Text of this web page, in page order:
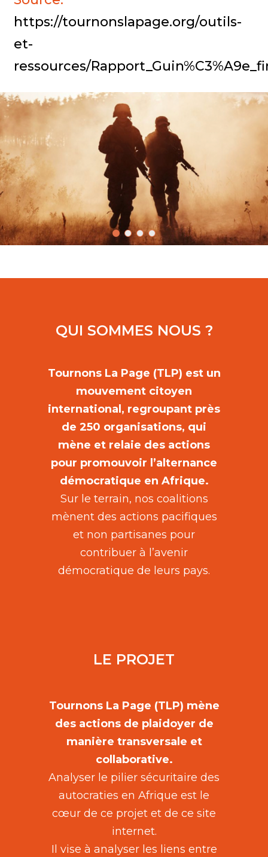
https://tournonslapage.org/outils-
et-
ressources/
QUI SOMMES NOUS ?
Tournons La Page (TLP) est un
mouvement citoyen
international, regroupant près
de 250 organisations, qui
mène et relaie des actions
pour promouvoir l’alternance
démocratique en Afrique.
Sur le terrain, nos coalitions
mènent des actions pacifiques
et non partisanes pour
contribuer à l’avenir
démocratique de leurs pays.
LE PROJET
Tournons La Page (TLP) mène
des actions de plaidoyer de
manière transversale et
collaborative.
Analyser le pilier sécuritaire des
autocraties en Afrique est le
cœur de ce projet et de ce site
internet.
Il vise à analyser les liens entre